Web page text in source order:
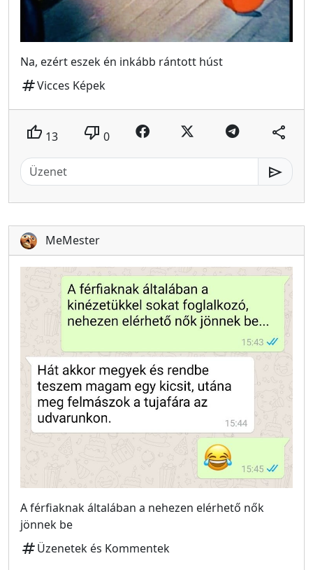
Na, ezért eszek én inkább rántott húst
tagVicces Képek
thumb_up 13 thumb_down 0 share
send
MeMester
A férfiaknak általában a nehezen elérhető nők
jönnek be
tagÜzenetek és Kommentek